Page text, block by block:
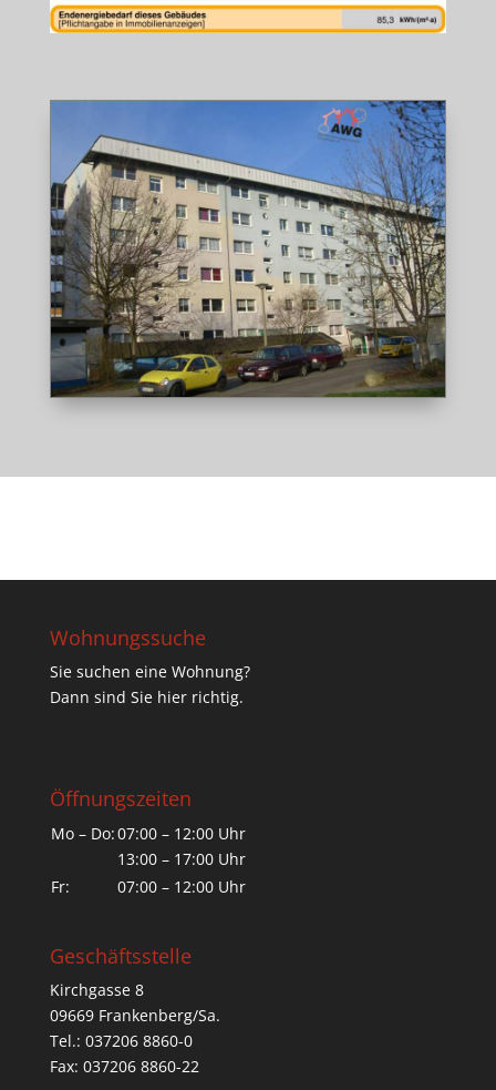
Wohnungssuche
Sie suchen eine Wohnung?
Dann sind Sie hier richtig.
Öffnungszeiten
Mo – Do:07:00 – 12:00 Uhr
13:00 – 17:00 Uhr
Fr:
07:00 – 12:00 Uhr
Geschäftsstelle
Kirchgasse 8
09669 Frankenberg/Sa.
Tel.: 037206 8860-0
Fax: 037206 8860-22